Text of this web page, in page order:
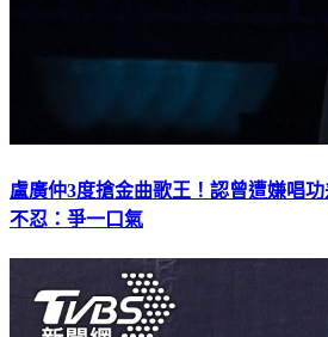
盧廣仲3度搶金曲歌王！認曾遭嫌唱
不忍：爭一口氣